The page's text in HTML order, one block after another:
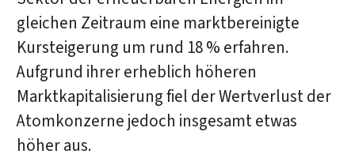
gleichen Zeitraum eine marktbereinigte
Kursteigerung um rund 18 % erfahren.
Aufgrund ihrer erheblich höheren
Marktkapitalisierung fiel der Wertverlust der
Atomkonzerne jedoch insgesamt etwas
höher aus.